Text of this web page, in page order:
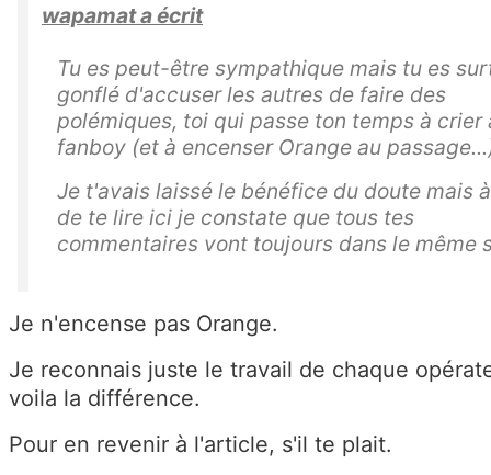
wapamat a écrit
Tu es peut-être sympathique mais tu es
gonflé d'accuser les autres de faire des
polémiques, toi qui passe ton temps à crier
fanboy (et à encenser Orange au
Je t'avais laissé le bénéfice du doute mais
de te lire ici je constate que tous tes
commentaires vont toujours dans le même
Je n'encense pas Orange.
Je reconnais juste le travail de chaque
voila la différence.
Pour en revenir à l'article, s'il te plait.